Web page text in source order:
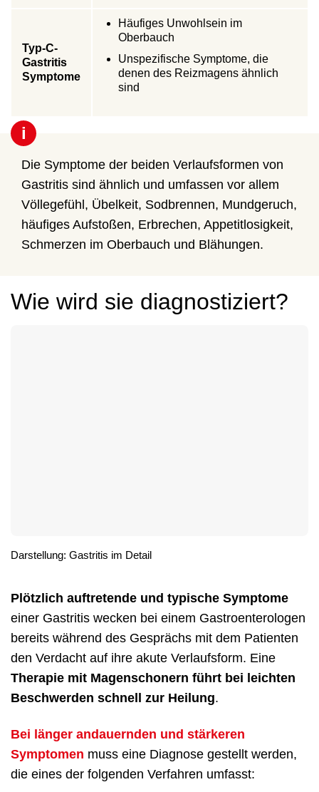
Typ-C-
Gastritis
Symptome
Häufiges Unwohlsein im
Oberbauch
Unspezifische Symptome, die
denen des Reizmagens ähnlich
sind
i
Die Symptome der beiden Verlaufsformen von
Gastritis sind ähnlich und umfassen vor allem
Völlegefühl, Übelkeit, Sodbrennen, Mundgeruch,
häufiges Aufstoßen, Erbrechen, Appetitlosigkeit,
Schmerzen im Oberbauch und Blähungen.
Wie wird sie diagnostiziert?
Darstellung: Gastritis im Detail
Plötzlich auftretende und typische Symptome
einer Gastritis wecken bei einem Gastroenterologen
bereits während des Gesprächs mit dem Patienten
den Verdacht auf ihre akute Verlaufsform. Eine
Therapie mit Magenschonern führt bei leichten
Beschwerden schnell zur Heilung.
Bei länger andauernden und stärkeren
Symptomen muss eine Diagnose gestellt werden,
die eines der folgenden Verfahren umfasst: